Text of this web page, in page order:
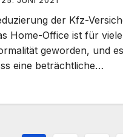
der Kfz-
Home-Office ist für
geworden, und
eine beträchtliche…